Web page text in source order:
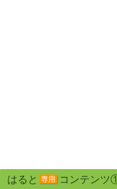
はると 専用 コンテンツ